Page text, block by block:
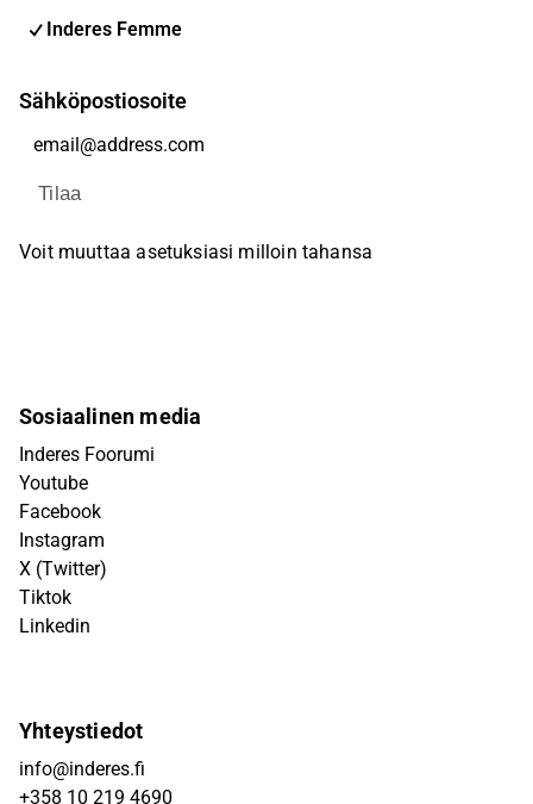
Inderes Femme
Sähköpostiosoite
Tilaa
Voit muuttaa asetuksiasi milloin tahansa
Sosiaalinen media
Inderes Foorumi
Youtube
Facebook
Instagram
X (Twitter)
Tiktok
Linkedin
Yhteystiedot
info@inderes.fi
+358 10 219 4690